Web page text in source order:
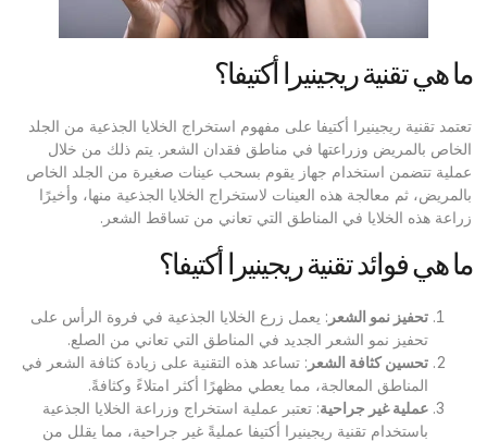
ما هي تقنية ريجينيرا أكتيفا؟
تعتمد تقنية ريجينيرا أكتيفا على مفهوم استخراج الخلايا الجذعية من الجلد
الخاص بالمريض وزراعتها في مناطق فقدان الشعر. يتم ذلك من خلال
عملية تتضمن استخدام جهاز يقوم بسحب عينات صغيرة من الجلد الخاص
بالمريض، ثم معالجة هذه العينات لاستخراج الخلايا الجذعية منها، وأخيرًا
زراعة هذه الخلايا في المناطق التي تعاني من تساقط الشعر.
ما هي فوائد تقنية ريجينيرا أكتيفا؟
تحفيز نمو الشعر : يعمل زرع الخلايا الجذعية في فروة الرأس على
تحفيز نمو الشعر الجديد في المناطق التي تعاني من الصلع.
تحسين كثافة الشعر : تساعد هذه التقنية على زيادة كثافة الشعر في
المناطق المعالجة، مما يعطي مظهرًا أكثر امتلاءً وكثافةً.
عملية غير جراحية: تعتبر عملية استخراج وزراعة الخلايا الجذعية
باستخدام تقنية ريجينيرا أكتيفا عمليةً غير جراحية، مما يقلل من